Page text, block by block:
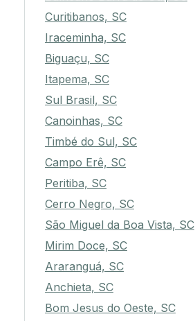
Curitibanos, SC
Iraceminha, SC
Biguaçu, SC
Itapema, SC
Sul Brasil, SC
Canoinhas, SC
Timbé do Sul, SC
Campo Erê, SC
Peritiba, SC
Cerro Negro, SC
São Miguel da Boa Vista, SC
Mirim Doce, SC
Araranguá, SC
Anchieta, SC
Bom Jesus do Oeste, SC